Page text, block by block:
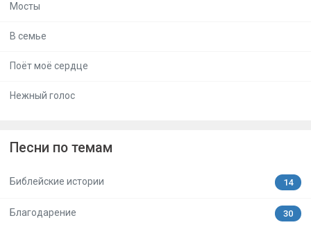
Мосты
В семье
Поёт моё сердце
Нежный голос
Песни по темам
Библейские истории 14
Благодарение 30